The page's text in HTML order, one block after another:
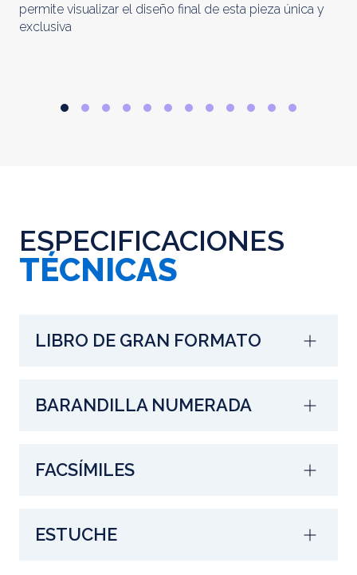
permite visualizar el diseño final de esta pieza única y
exclusiva
ESPECIFICACIONES
TÉCNICAS
LIBRO DE GRAN FORMATO
BARANDILLA NUMERADA
FACSÍMILES
ESTUCHE